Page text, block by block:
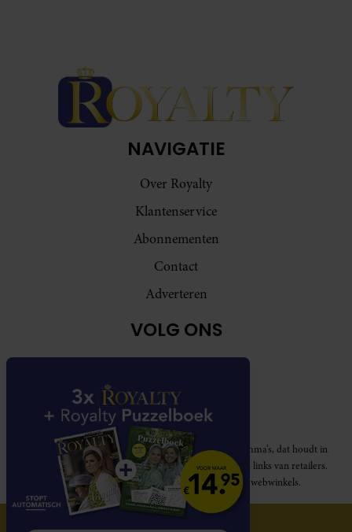
NAVIGATIE
Over Royalty
Klantenservice
Abonnementen
Contact
Adverteren
VOLG ONS
Royalty participeert in diverse affiliate marketing programma’s, dat houdt in
dat Royalty commissies ontvangt voor aankopen middels links van retailers.
Deze website wordt niet gesponsord door de genoemde webwinkels.